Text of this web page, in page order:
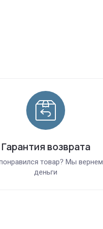
Гарантия возврата
товар? Мы вернем
деньги